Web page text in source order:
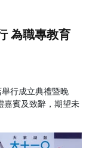
為職專教育
行成立典禮暨晚
嘉賓及致辭，期望未